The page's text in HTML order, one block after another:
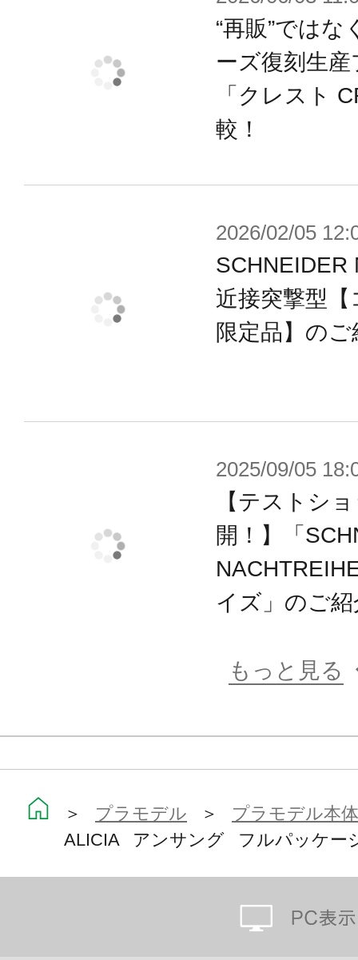
■PMミサイル：MP-O901
■スタビライザー：04-ALICIA/LUS1
■プラズマキャノン：TRESOR
■プラズマキャノン：SULTAN
※画像は試作品です。実際の商品と
※本製品はお客様ご自身で組み立て
“再販”ではな
ーズ復刻生
「クレスト
較！
2026/02/05
SCHNEIDER
近接突撃型
限定品】のご
2025/09/05
【テストシ
開！】「
イズ」のご紹
もっと見る
＞ プラモデル ＞ プラモデル本体
ALICIA アンサング フルパッケー